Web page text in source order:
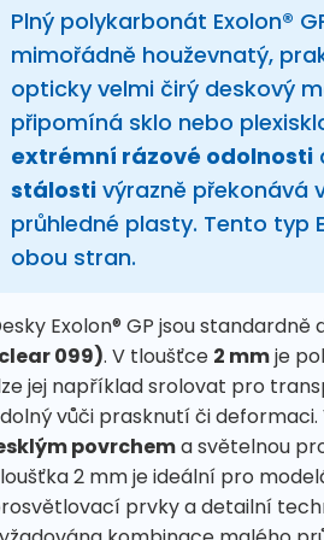
Plný polykarbonát Exolon®
mimořádně houževnatý,
opticky velmi čirý deskový
připomíná sklo nebo
extrémní rázové odolnosti
stálosti výrazně překonává
průhledné plasty. Tento typ
obou stran.
Exolon® GP jsou
099). V tloušťce 2 mmje
jej například srolovat pro
vůči prasknutí či deformaci.
povrchema světelnou
2 mm je ideální pro
prvky a detailní